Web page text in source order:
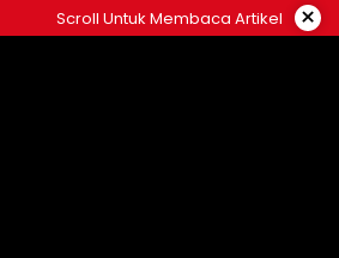
Scroll Untuk Membaca Artikel ×